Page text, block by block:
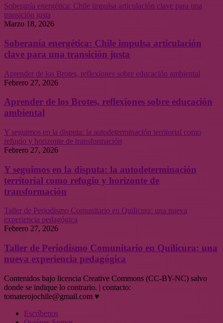
Soberanía energética: Chile impulsa articulación clave para una
transición justa
Marzo 18, 2026
Soberanía energética: Chile impulsa articulación
clave para una transición justa
Aprender de los Brotes, reflexiones sobre educación ambiental
Febrero 27, 2026
Aprender de los Brotes, reflexiones sobre educación
ambiental
Y seguimos en la disputa: la autodeterminación territorial como
refugio y horizonte de transformación
Febrero 27, 2026
Y seguimos en la disputa: la autodeterminación
territorial como refugio y horizonte de
transformación
Taller de Periodismo Comunitario en Quilicura: una nueva
experiencia pedagógica
Febrero 27, 2026
Taller de Periodismo Comunitario en Quilicura: una
nueva experiencia pedagógica
Contenidos bajo licencia Creative Commons (CC-BY-NC) salvo
donde se indique lo contrario. | contacto:
tomaterojochile@gmail.com ♥
Escríbenos